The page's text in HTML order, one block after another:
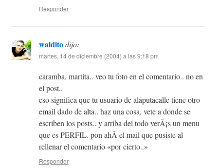
Responder
walditodijo:
martes, 14 de diciembre (2004) a las 9:18 pm
caramba, martita.. veo tu foto en el comentario.. no en
el post..
eso significa que tu usuario de alaputacalle tiene otro
email dado de alta.. haz una cosa, vete a donde se
escriben los posts.. y arriba del todo verÃ¡s un menu
que es PERFIL. pon ahÃ­ el mail que pusiste al
rellenar el comentario «por cierto..»
Responder